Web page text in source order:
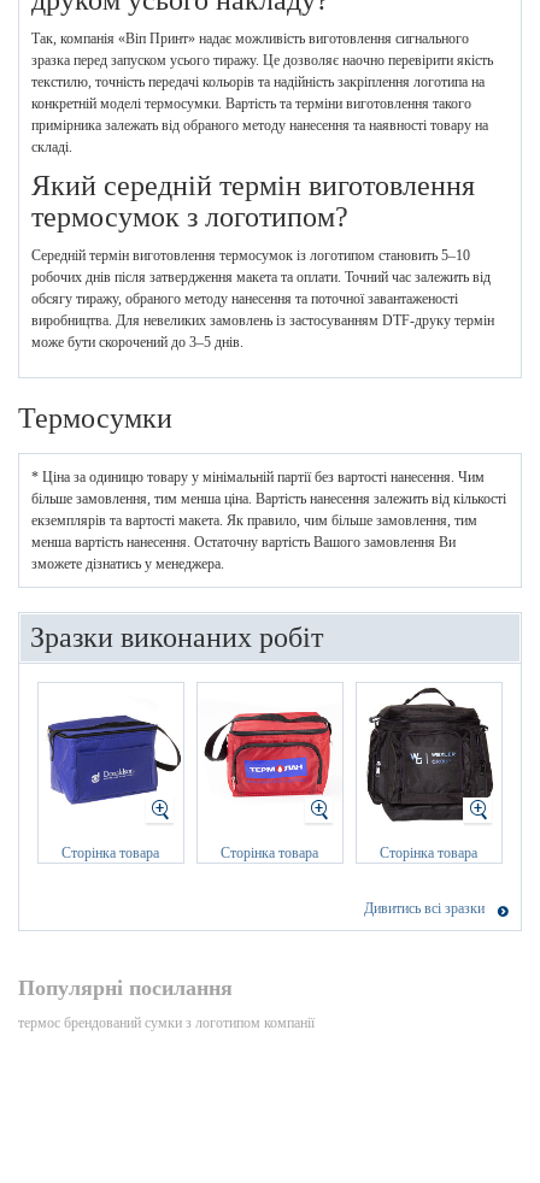
Так, компанія «Віп Принт» надає можливість виготовлення сигнального
зразка перед запуском усього тиражу. Це дозволяє наочно перевірити якість
текстилю, точність передачі кольорів та надійність закріплення логотипа на
конкретній моделі термосумки. Вартість та терміни виготовлення такого
примірника залежать від обраного методу нанесення та наявності товару на
складі.
Який середній термін виготовлення
термосумок з логотипом?
Середній термін виготовлення термосумок із логотипом становить 5–10
робочих днів після затвердження макета та оплати. Точний час залежить від
обсягу тиражу, обраного методу нанесення та поточної завантаженості
виробництва. Для невеликих замовлень із застосуванням DTF-друку термін
може бути скорочений до 3–5 днів.
Термосумки
* Ціна за одиницю товару у мінімальній партії без вартості нанесення. Чим
більше замовлення, тим менша ціна. Вартість нанесення залежить від кількості
екземплярів та вартості макета. Як правило, чим більше замовлення, тим
менша вартість нанесення. Остаточну вартість Вашого замовлення Ви
зможете дізнатись у менеджера.
Зразки виконаних робіт
Сторінка товара Сторінка товара Сторінка товара
Дивитись всі зразки
Популярні посилання
термос брендований сумки з логотипом компанії